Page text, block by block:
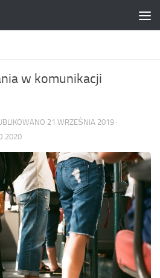
w komunikacji
21 WRZEŚNIA 2019 ·
2020